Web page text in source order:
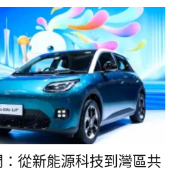
從新能源科技到灣區共